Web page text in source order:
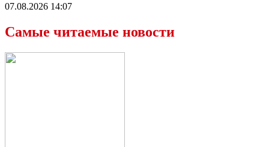
07.08.2026 14:07
Самые читаемые новости